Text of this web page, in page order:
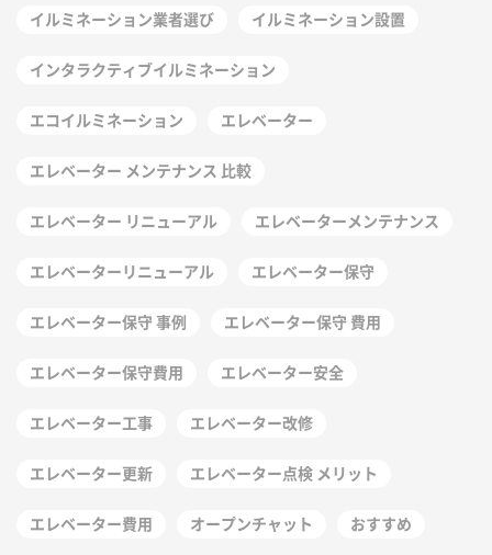
イルミネーション業者選び イルミネーション設置
インタラクティブイルミネーション
エコイルミネーション エレベーター
エレベーター メンテナンス 比較
エレベーター リニューアル エレベーターメンテナンス
エレベーターリニューアル エレベーター保守
エレベーター保守 事例 エレベーター保守 費用
エレベーター保守費用 エレベーター安全
エレベーター工事 エレベーター改修
エレベーター更新 エレベーター点検 メリット
エレベーター費用 オープンチャット おすすめ